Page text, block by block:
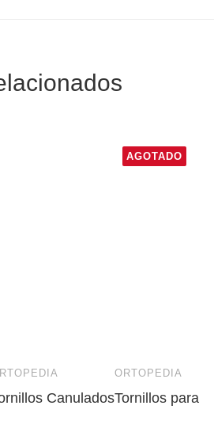
Canulados
AGOTADO
ORTOPEDIA
Tornillos para